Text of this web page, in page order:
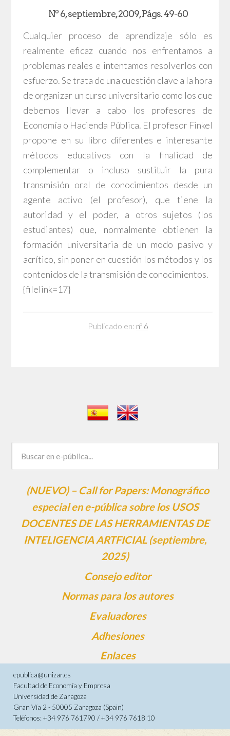
Nº 6, septiembre, 2009, Págs. 49-60
Cualquier proceso de aprendizaje sólo es
realmente eficaz cuando nos enfrentamos a
problemas reales e intentamos resolverlos con
esfuerzo. Se trata de una cuestión clave a la hora
de organizar un curso universitario como los que
debemos llevar a cabo los profesores de
Economía o Hacienda Pública. El profesor Finkel
propone en su libro diferentes e interesante
métodos educativos con la finalidad de
complementar o incluso sustituir la pura
transmisión oral de conocimientos desde un
agente activo (el profesor), que tiene la
autoridad y el poder, a otros sujetos (los
estudiantes) que, normalmente obtienen la
formación universitaria de un modo pasivo y
acrítico, sin poner en cuestión los métodos y los
contenidos de la transmisión de conocimientos.
{filelink=17}
Publicado en: nº 6
(NUEVO) – Call for Papers: Monográfico
especial en e-pública sobre los USOS
DOCENTES DE LAS HERRAMIENTAS DE
INTELIGENCIA ARTFICIAL (septiembre,
2025)
Consejo editor
Normas para los autores
Evaluadores
Adhesiones
Enlaces
epublica@unizar.es
Facultad de Economía y Empresa
Universidad de Zaragoza
Gran Vía 2 - 50005 Zaragoza (Spain)
Teléfonos: +34 976 761790 / +34 976 7618 10